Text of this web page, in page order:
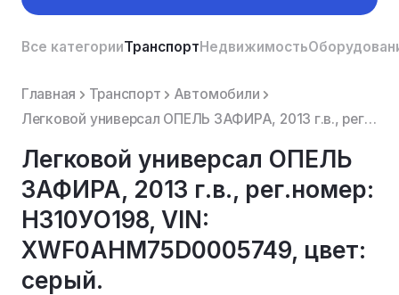
Все категорииТранспортНедвижимость
Главная Транспорт
Автомобили
Легковой универсал ОПЕЛЬ ЗАФИРА, 2013 г.в., рег.номер: Н310УО198, VIN: XWF0AHM75D0005749, цвет: серы...
Легковой универсал ОПЕЛЬ
ЗАФИРА, 2013 г.в., рег.номер:
Н310УО198, VIN:
XWF0AHM75D0005749, цвет:
серый.